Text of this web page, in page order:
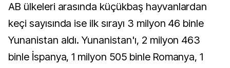
AB ülkeleri arasında küçükbaş hayvanlardan
keçi sayısında ise ilk sırayı 3 milyon 46 binle
Yunanistan aldı. Yunanistan'ı, 2 milyon 463
binle İspanya, 1 milyon 505 binle Romanya, 1